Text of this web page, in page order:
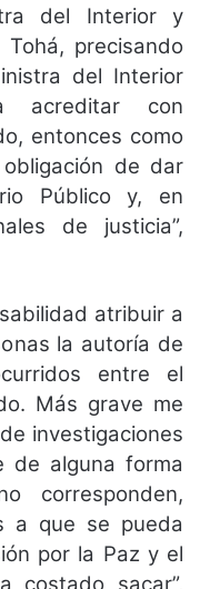
del Interior y
precisando
del Interior
acreditar con
entonces como
de dar
Público y, en
de justicia”,
atribuir a
la autoría de
entre el
Más grave me
investigaciones
de alguna forma
corresponden,
a que se pueda
por la Paz y el
costado sacar”,